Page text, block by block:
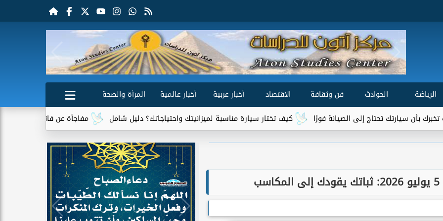
الرياضة الحوادث فن وثقافة الاقتصاد أخبار عربية أخبار عالمية
المرأة والصحة
مفاجأة عن فاتورة الكهرباء.. جهاز واحد
كيف تختار سيارة مناسبة لميزانيتك واحتياجاتك؟ دليل شامل تحتاج إلى الصيانة فورًا